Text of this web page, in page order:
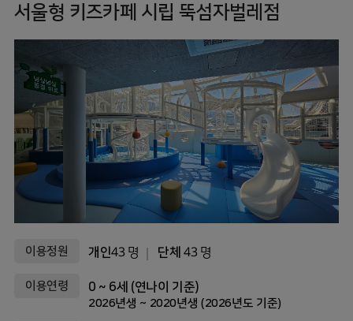
서울형 키즈카페 시립 뚝섬자벌레점
이용정원 개인43 명 단체 43 명
이용연령 0 ~ 6세 (연나이 기준)
2026년생 ~ 2020년생 (2026년도 기준)